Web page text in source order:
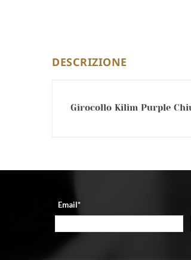
DESCRIZIONE
Girocollo Kilim Purple
Email*